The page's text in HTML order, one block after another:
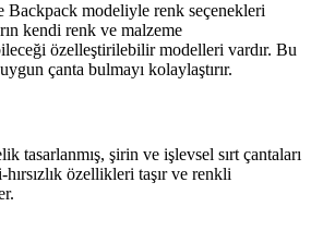
modeliyle renk seçenekleri
kendi renk ve malzeme
özelleştirilebilir modelleri vardır. Bu
çanta bulmayı kolaylaştırır.
tasarlanmış, şirin ve işlevsel sırt çantaları
özellikleri taşır ve renkli